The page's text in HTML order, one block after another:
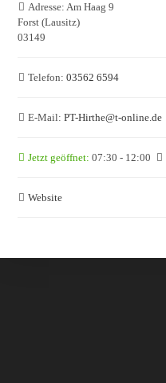
Adresse: Am Haag 9
Forst (Lausitz)
03149
Telefon: 03562 6594
E-Mail: PT-Hirthe@t-online.de
Jetzt geöffnet: 07:30 - 12:00
Website